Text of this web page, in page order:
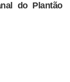
do Plantão